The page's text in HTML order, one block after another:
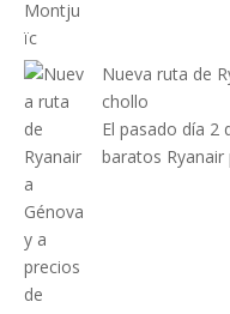
Nueva ruta de
chollo
El pasado día 2
baratos